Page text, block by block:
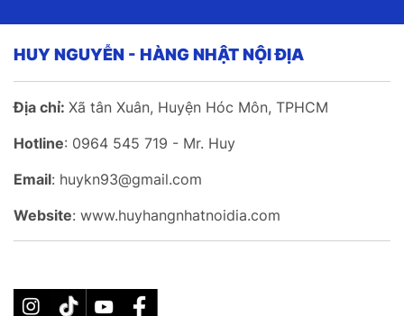
HUY NGUYỄN - HÀNG NHẬT NỘI ĐỊA
Địa chỉ: Xã tân Xuân, Huyện Hóc Môn, TPHCM
Hotline: 0964 545 719 - Mr. Huy
Email: huykn93@gmail.com
Website: www.huyhangnhatnoidia.com